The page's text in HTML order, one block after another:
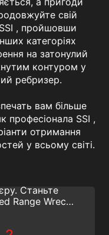
свій
, пройшовши
категоріях
на затонулий
контуром у
ребризер.
вам більше
професіонала SSI ,
отримання
у всьому світі.
Extended Range Wreck Diving Instructor
Станьте
Range Wreck